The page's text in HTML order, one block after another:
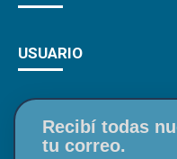
USUARIO
Recibí todas
tu correo.